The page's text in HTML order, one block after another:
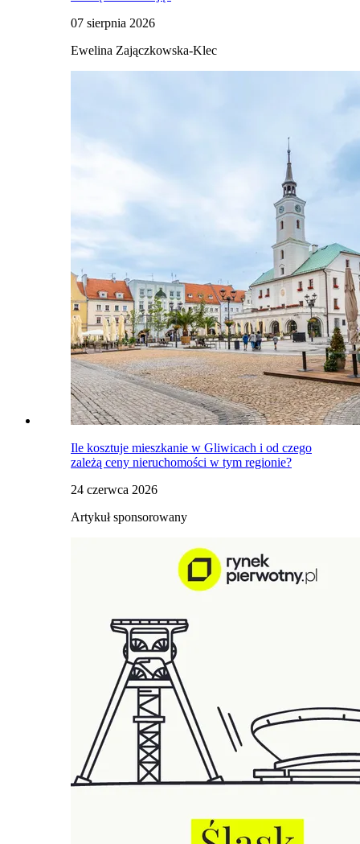
07 sierpnia 2026
Ewelina Zajączkowska-Klec
Ile kosztuje mieszkanie w Gliwicach i od czego
zależą ceny nieruchomości w tym regionie?
24 czerwca 2026
Artykuł sponsorowany